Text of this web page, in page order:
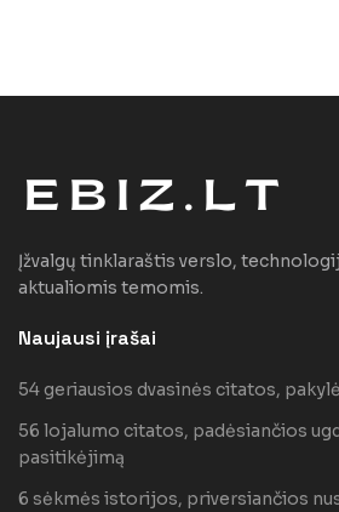
Įžvalgų tinklaraštis verslo,
aktualiomis temomis.
Naujausi įrašai
54 geriausios dvasinės citatos,
56 lojalumo citatos, padėsiančios
pasitikėjimą
6 sėkmės istorijos, priversiančios